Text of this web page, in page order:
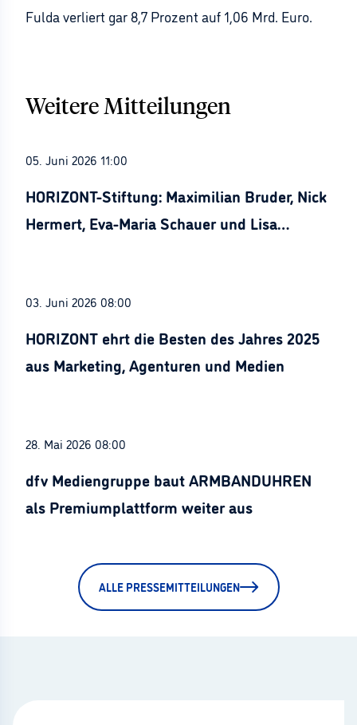
Fulda verliert gar 8,7 Prozent auf 1,06 Mrd. Euro.
Weitere Mitteilungen
05. Juni 2026 11:00
HORIZONT-Stiftung: Maximilian Bruder, Nick
Hermert, Eva-Maria Schauer und Lisa
03. Juni 2026 08:00
HORIZONT ehrt die Besten des Jahres 2025
aus Marketing, Agenturen und Medien
28. Mai 2026 08:00
dfv Mediengruppe baut ARMBANDUHREN
als Premiumplattform weiter aus
ALLE PRESSEMITTEILUNGEN